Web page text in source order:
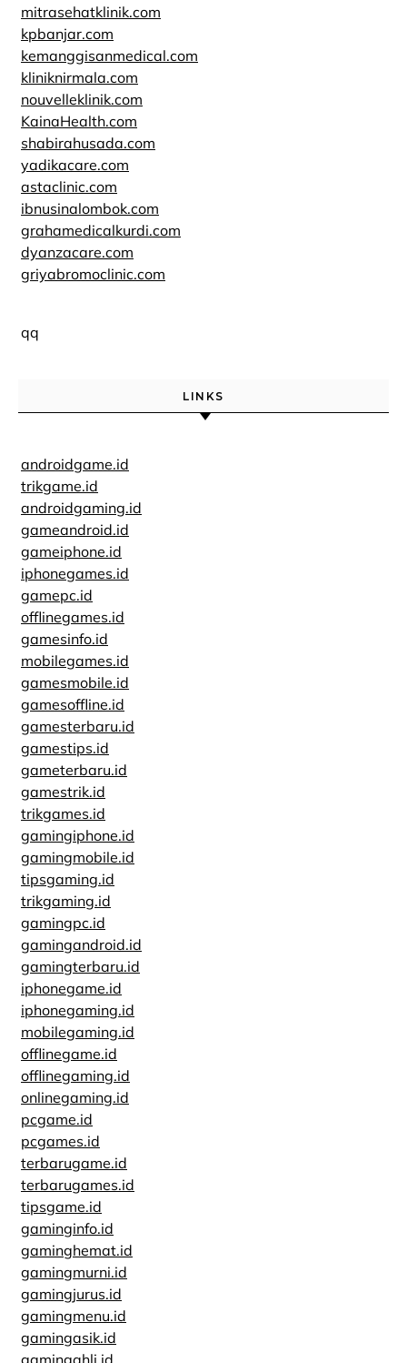
mitrasehatklinik.com
kpbanjar.com
kemanggisanmedical.com
kliniknirmala.com
nouvelleklinik.com
KainaHealth.com
shabirahusada.com
yadikacare.com
astaclinic.com
ibnusinalombok.com
grahamedicalkurdi.com
dyanzacare.com
griyabromoclinic.com
qq
LINKS
androidgame.id
trikgame.id
androidgaming.id
gameandroid.id
gameiphone.id
iphonegames.id
gamepc.id
offlinegames.id
gamesinfo.id
mobilegames.id
gamesmobile.id
gamesoffline.id
gamesterbaru.id
gamestips.id
gameterbaru.id
gamestrik.id
trikgames.id
gamingiphone.id
gamingmobile.id
tipsgaming.id
trikgaming.id
gamingpc.id
gamingandroid.id
gamingterbaru.id
iphonegame.id
iphonegaming.id
mobilegaming.id
offlinegame.id
offlinegaming.id
onlinegaming.id
pcgame.id
pcgames.id
terbarugame.id
terbarugames.id
tipsgame.id
gaminginfo.id
gaminghemat.id
gamingmurni.id
gamingjurus.id
gamingmenu.id
gamingasik.id
gamingahli.id